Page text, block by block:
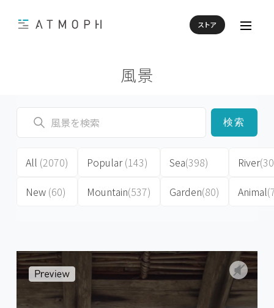
ストア
風景
検索
All (2070)
New (60)
Popular(143)
Mountain(537)
Sea(398)
Garden(80)
River
Animal